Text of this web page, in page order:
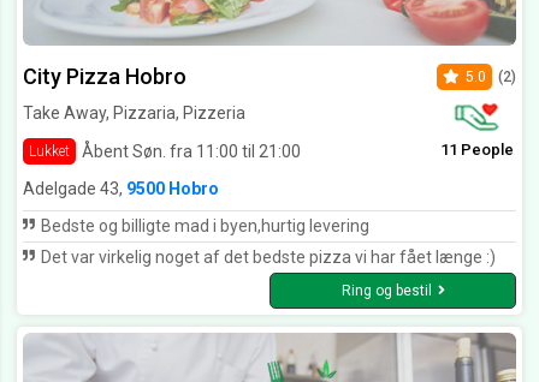
City Pizza Hobro
Take Away, Pizzaria, Pizzeria
Lukket Åbent Søn. fra 11:00 til 21:00
5.0 (2)
11 People
Adelgade 43, 9500 Hobro
Bedste og billigte mad i byen,hurtig levering
Det var virkelig noget af det bedste pizza vi har fået længe :)
Ring og bestil